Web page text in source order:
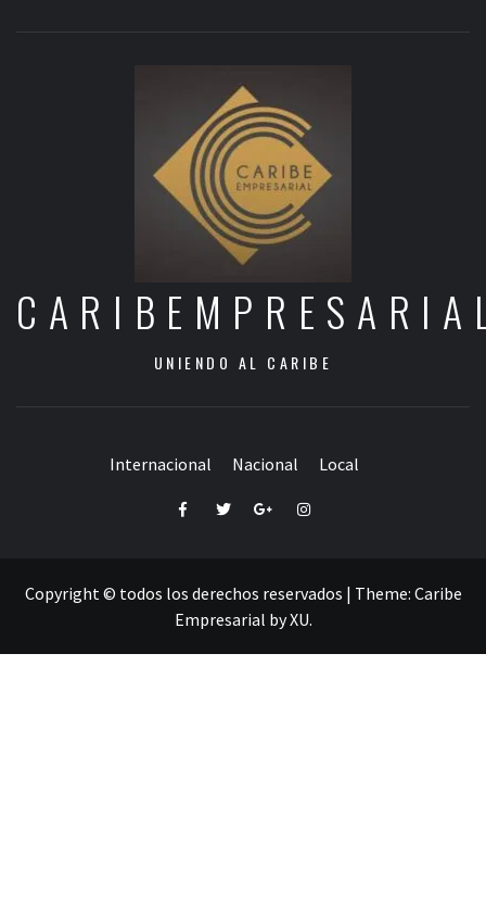
UNIENDO AL CARIBE
Internacional Nacional Local
FacebookTwitterGoogle+Instagram
Copyright © todos los derechos reservados | Theme: Caribe
Empresarial byXU.